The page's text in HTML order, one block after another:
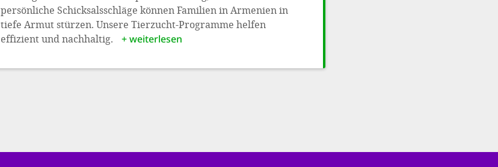
persönliche Schicksalsschläge können Familien in Armenien in
tiefe Armut stürzen. Unsere Tierzucht-Programme helfen
effizient und nachhaltig.
+ weiterlesen